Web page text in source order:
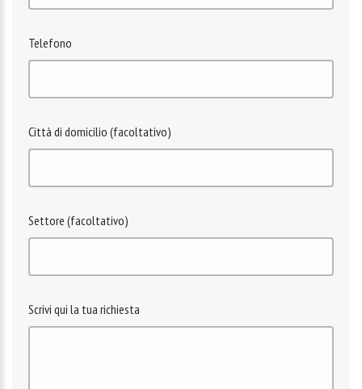
Telefono
Città di domicilio (facoltativo)
Settore (facoltativo)
Scrivi qui la tua richiesta